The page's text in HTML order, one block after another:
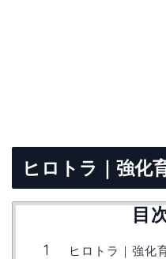
ヒロトラ｜強化
目
ヒロトラ｜強化